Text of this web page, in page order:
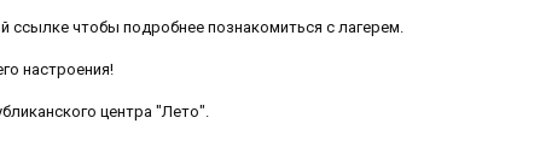
ссылке чтобы подробнее познакомиться с лагерем.
настроения!
центра "Лето".